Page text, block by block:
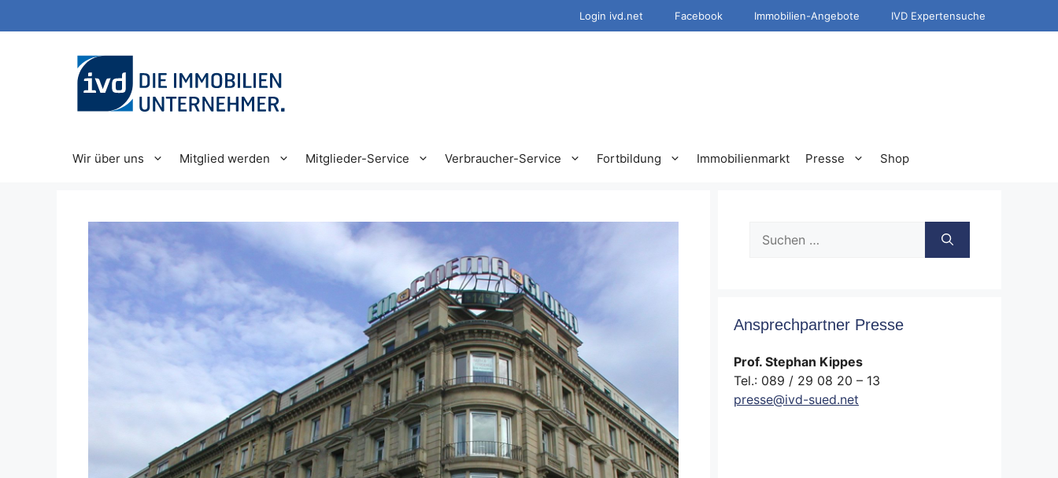
Inhalt
Login ivd.net Facebook Immobilien-Angebote IVD Expertensuche
Wir über uns Mitglied werden Mitglieder-Service Verbraucher-Service Fortbildung Immobilienmarkt Presse Shop
nach:
Ansprechpartner Presse
Prof. Stephan Kippes
Tel.: 089 / 29 08 20 – 13
presse@ivd-sued.net